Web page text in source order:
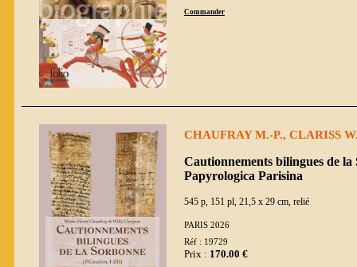
Commander
CHAUFRAY M.-P., CLARISS
Cautionnements bilingues de
Papyrologica Parisina
545 p, 151 pl, 21,5 x 29 cm, relié
PARIS 2026
Réf : 19729
Prix : 170.00 €